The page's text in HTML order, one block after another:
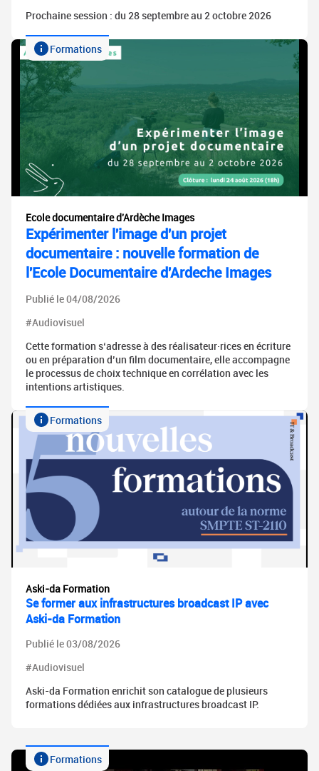
Prochaine session : du 28 septembre au 2 octobre 2026
Formations
Ecole documentaire d'Ardèche Images
Expérimenter l'image d'un projet
documentaire : nouvelle formation de
l'Ecole Documentaire d'Ardeche Images
Publié le 04/08/2026
#Audiovisuel
Cette formation s‘adresse à des réalisateur·rices en écriture
ou en préparation d’un film documentaire, elle accompagne
le processus de choix technique en corrélation avec les
intentions artistiques.
Formations
Aski-da Formation
Se former aux infrastructures broadcast IP avec
Aski-da Formation
Publié le 03/08/2026
#Audiovisuel
Aski-da Formation enrichit son catalogue de plusieurs
formations dédiées aux infrastructures broadcast IP.
Formations